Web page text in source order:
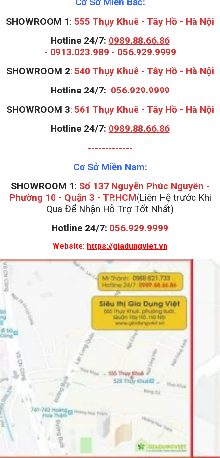
SHOWROOM 1: 555 Thụy Khuê - Tây Hồ - Hà Nội
Hotline 24/7: 0989.88.66.86
- 0913.023.989 - 056.929.9999
SHOWROOM 2: 540 Thụy Khuê - Tây Hồ - Hà Nội
Hotline 24/7: 056.929.9999
SHOWROOM 3: 561 Thụy Khuê - Tây Hồ - Hà Nội
Hotline 24/7: 0989.88.66.86
-------------
Cơ Sở Miền Nam:
SHOWROOM 1: Số 137 Nguyễn Phúc Nguyên -
Phường 10 - Quận 3 - TP.HCM(Liên Hệ trước Khi
Qua Để Nhận Hỗ Trợ Tốt Nhất)
Hotline 24/7: 056.929.9999
Website: https://giadungviet.vn